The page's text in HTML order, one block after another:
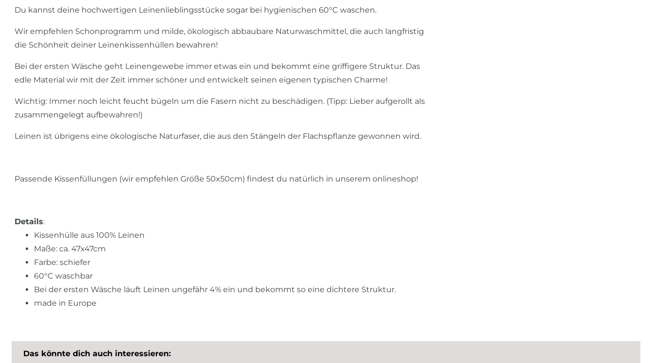
Du kannst deine hochwertigen Leinenlieblingsstücke sogar bei hygienischen 60°C waschen.
Wir empfehlen Schonprogramm und milde, ökologisch abbaubare Naturwaschmittel, die auch langfristig
die Schönheit deiner Leinenkissenhüllen bewahren!
Bei der ersten Wäsche geht Leinengewebe immer etwas ein und bekommt eine griffigere Struktur. Das
edle Material wir mit der Zeit immer schöner und entwickelt seinen eigenen typischen Charme!
Wichtig: Immer noch leicht feucht bügeln um die Fasern nicht zu beschädigen. (Tipp: Lieber aufgerollt als
zusammengelegt aufbewahren!)
Leinen ist übrigens eine ökologische Naturfaser, die aus den Stängeln der Flachspflanze gewonnen wird.
Passende Kissenfüllungen (wir empfehlen Größe 50x50cm) findest du natürlich in unserem onlineshop!
Details:
Kissenhülle aus 100% Leinen
Maße: ca. 47x47cm
Farbe: schiefer
60°C waschbar
Bei der ersten Wäsche läuft Leinen ungefähr 4% ein und bekommt so eine dichtere Struktur.
made in Europe
Das könnte dich auch interessieren: